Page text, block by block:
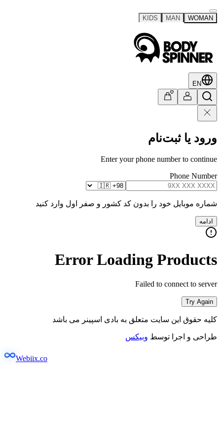
WOMAN
MAN
KIDS
EN
ورود یا ثبت‌نام
Enter your phone number to continue
Phone Number
شماره موبایل خود را بدون کد کشور و صفر اول وارد کنید
ادامه
Error Loading Products
Failed to connect to server
Try Again
کلیه حقوق این سایت متعلق به بادی اسپینر می باشد
طراحی و اجرا توسط وبیکس
Webiix.co